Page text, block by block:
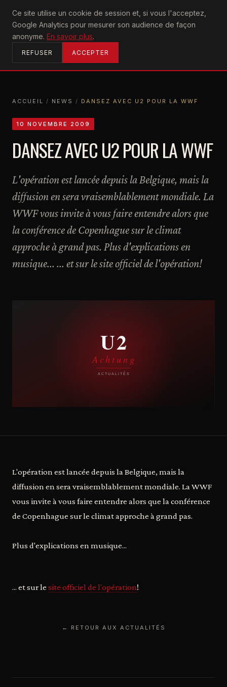
Ce site utilise un cookie de session et, si vous l'acceptez,
Google Analytics pour mesurer son audience de façon
anonyme. En savoir plus.
REFUSER ACCEPTER
U2achtung
ACCUEIL
ACCUEIL / NEWS / DANSEZ AVEC U2 POUR LA WWF
10 NOVEMBRE 2009
DANSEZ AVEC U2 POUR LA WWF
L'opération est lancée depuis la Belgique, mais la
diffusion en sera vraisemblablement mondiale. La
WWF vous invite à vous faire entendre alors que
la conférence de Copenhague sur le climat
approche à grand pas. Plus d'explications en
musique... ... et sur le site officiel de l'opération!
L'opération est lancée depuis la Belgique, mais la
diffusion en sera vraisemblablement mondiale. La WWF
vous invite à vous faire entendre alors que la conférence
de Copenhague sur le climat approche à grand pas.
Plus d'explications en musique...
... et sur le site officiel de l'opération!
← RETOUR AUX ACTUALITÉS